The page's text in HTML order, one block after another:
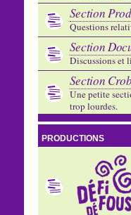
Section
Questions
Section
Discussions et
Section
Une petite
trop lourdes.
PRODUCTIONS